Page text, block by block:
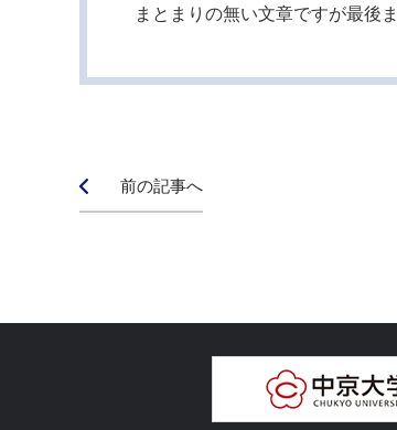
まとまりの無い文章ですが最後
前の記事へ